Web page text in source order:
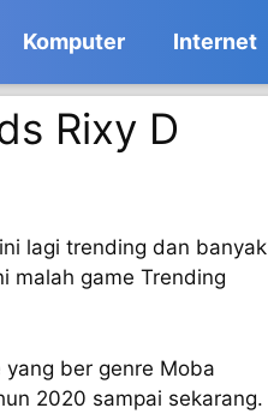
Komputer Internet
Rixy D
lagi trending dan banyak
malah game Trending
ber genre Moba
2020 sampai sekarang.